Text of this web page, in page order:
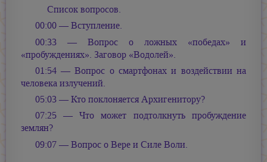
Список вопросов.
00:00 — Вступление.
00:33 — Вопрос о ложных «победах» и
«пробуждениях». Заговор «Водолей».
01:54 — Вопрос о смартфонах и воздействии на
человека излучений.
05:03 — Кто поклоняется Архигенитору?
07:25 — Что может подтолкнуть пробуждение
землян?
09:07 — Вопрос о Вере и Силе Воли.